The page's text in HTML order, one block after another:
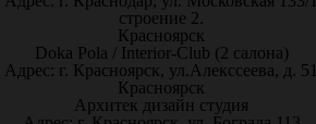
строение 2.
Красноярск
Doka Pola / Interior-Club (2 салона)
Адрес: г. Красноярск, ул.Алекссеева, д. 51
Красноярск
Архитек дизайн студия